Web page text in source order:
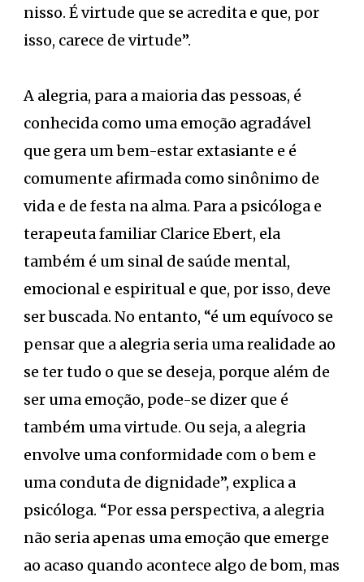
nisso. É virtude que se acredita e que, por
isso, carece de virtude”.
A alegria, para a maioria das pessoas, é
conhecida como uma emoção agradável
que gera um bem-estar extasiante e é
comumente afirmada como sinônimo de
vida e de festa na alma. Para a psicóloga e
terapeuta familiar Clarice Ebert, ela
também é um sinal de saúde mental,
emocional e espiritual e que, por isso, deve
ser buscada. No entanto, “é um equívoco se
pensar que a alegria seria uma realidade ao
se ter tudo o que se deseja, porque além de
ser uma emoção, pode-se dizer que é
também uma virtude. Ou seja, a alegria
envolve uma conformidade com o bem e
uma conduta de dignidade”, explica a
psicóloga. “Por essa perspectiva, a alegria
não seria apenas uma emoção que emerge
ao acaso quando acontece algo de bom, mas